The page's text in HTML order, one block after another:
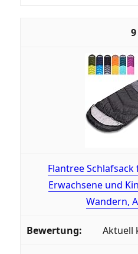
9
Flantree Schlafsack
Erwachsene und
Wandern,
Aktuell